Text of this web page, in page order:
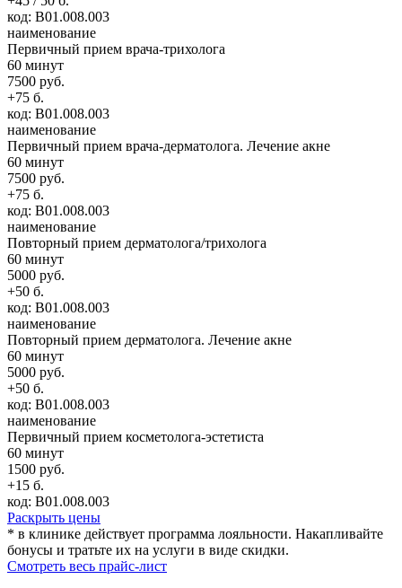
код: В01.008.003
наименование
Первичный прием врача-трихолога
60 минут
7500 руб.
+75 б.
код: В01.008.003
наименование
Первичный прием врача-дерматолога. Лечение акне
60 минут
7500 руб.
+75 б.
код: В01.008.003
наименование
Повторный прием дерматолога/трихолога
60 минут
5000 руб.
+50 б.
код: В01.008.003
наименование
Повторный прием дерматолога. Лечение акне
60 минут
5000 руб.
+50 б.
код: В01.008.003
наименование
Первичный прием косметолога-эстетиста
60 минут
1500 руб.
+15 б.
код: В01.008.003
Раскрыть цены
* в клинике действует программа лояльности. Накапливайте
бонусы и тратьте их на услуги в виде скидки.
Смотреть весь прайс-лист